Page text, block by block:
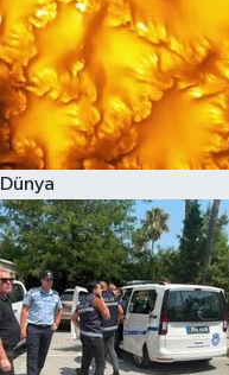
Dünya